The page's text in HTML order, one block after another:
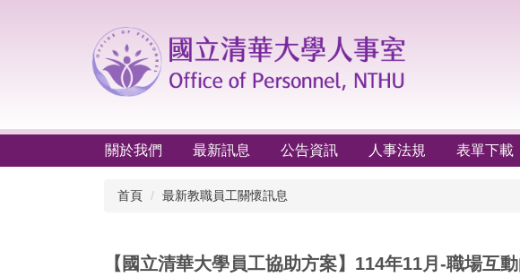
關於我們 最新訊息 公告資訊 人事法規 表單下載
首頁 最新教職員工關懷訊息
【國立清華大學員工協助方案】114年11月-職場互